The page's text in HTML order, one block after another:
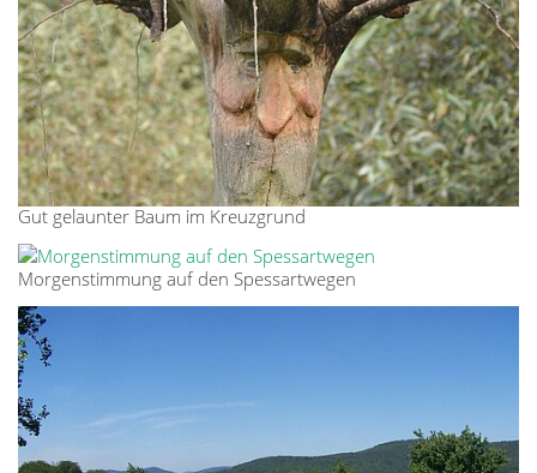
Gut gelaunter Baum im Kreuzgrund
Morgenstimmung auf den Spessartwegen